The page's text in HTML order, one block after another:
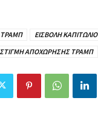
ΕΙΣΒΟΛΗ ΚΑΠΙΤΩΛΙΟ
ΣΤΙΓΜΗ ΑΠΟΧΩΡΗΣΗΣ ΤΡΑΜΠ